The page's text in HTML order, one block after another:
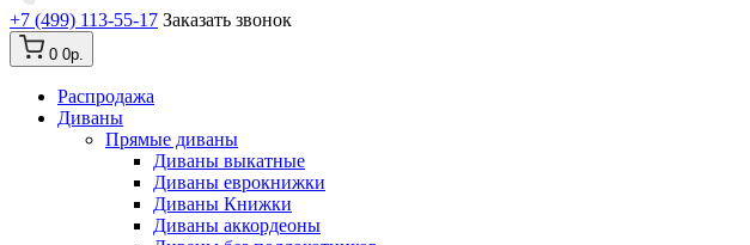
+7 (499) 113-55-17 Заказать звонок
0 0р.
Распродажа
Диваны
Прямые диваны
Диваны выкатные
Диваны еврокнижки
Диваны Книжки
Диваны аккордеоны